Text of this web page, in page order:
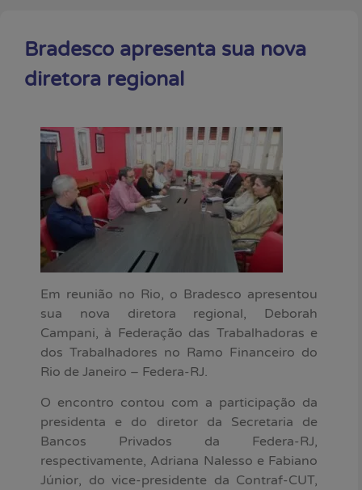
Bradesco apresenta sua nova
diretora regional
Em reunião no Rio, o Bradesco apresentou
sua nova diretora regional, Deborah
Campani, à Federação das Trabalhadoras e
dos Trabalhadores no Ramo Financeiro do
Rio de Janeiro – Federa-RJ.
O encontro contou com a participação da
presidenta e do diretor da Secretaria de
Bancos Privados da Federa-RJ,
respectivamente, Adriana Nalesso e Fabiano
Júnior, do vice-presidente da Contraf-CUT,